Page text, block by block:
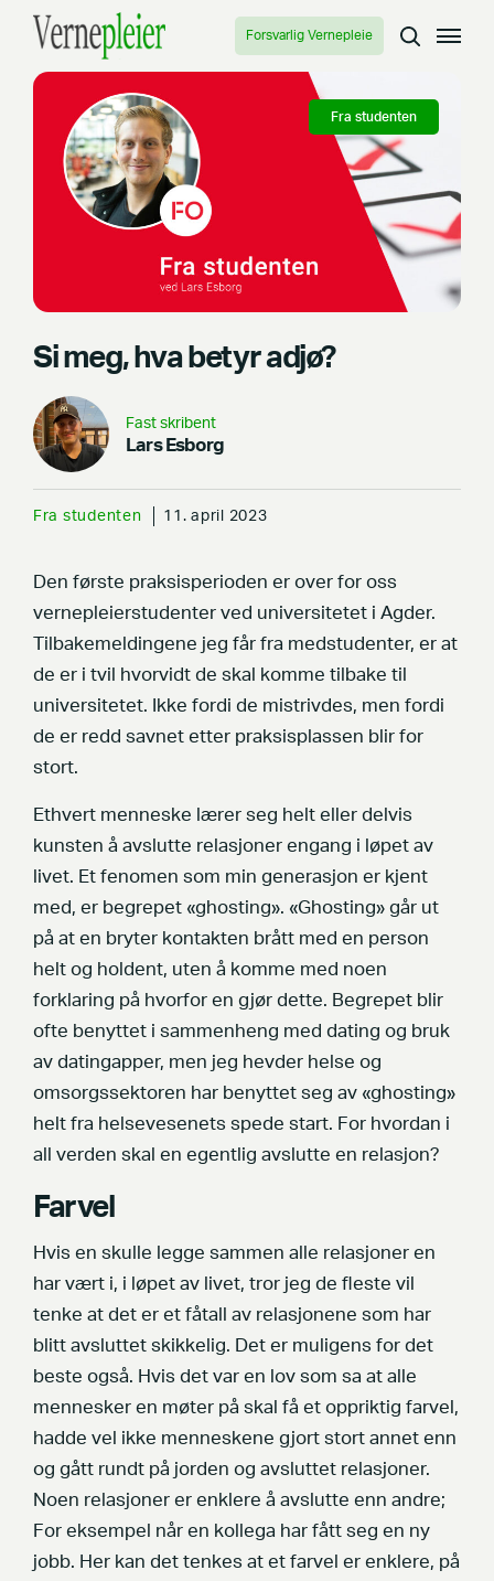
Forsvarlig Vernepleie
Fra studenten
Si meg, hva betyr adjø?
Fast skribent
Lars Esborg
Fra studenten 11. april 2023
Den første praksisperioden er over for oss
vernepleierstudenter ved universitetet i Agder.
Tilbakemeldingene jeg får fra medstudenter, er at
de er i tvil hvorvidt de skal komme tilbake til
universitetet. Ikke fordi de mistrivdes, men fordi
de er redd savnet etter praksisplassen blir for
stort.
Ethvert menneske lærer seg helt eller delvis
kunsten å avslutte relasjoner engang i løpet av
livet. Et fenomen som min generasjon er kjent
med, er begrepet «ghosting». «Ghosting» går ut
på at en bryter kontakten brått med en person
helt og holdent, uten å komme med noen
forklaring på hvorfor en gjør dette. Begrepet blir
ofte benyttet i sammenheng med dating og bruk
av datingapper, men jeg hevder helse og
omsorgssektoren har benyttet seg av «ghosting»
helt fra helsevesenets spede start. For hvordan i
all verden skal en egentlig avslutte en relasjon?
Farvel
Hvis en skulle legge sammen alle relasjoner en
har vært i, i løpet av livet, tror jeg de fleste vil
tenke at det er et fåtall av relasjonene som har
blitt avsluttet skikkelig. Det er muligens for det
beste også. Hvis det var en lov som sa at alle
mennesker en møter på skal få et oppriktig farvel,
hadde vel ikke menneskene gjort stort annet enn
og gått rundt på jorden og avsluttet relasjoner.
Noen relasjoner er enklere å avslutte enn andre;
For eksempel når en kollega har fått seg en ny
jobb. Her kan det tenkes at et farvel er enklere, på